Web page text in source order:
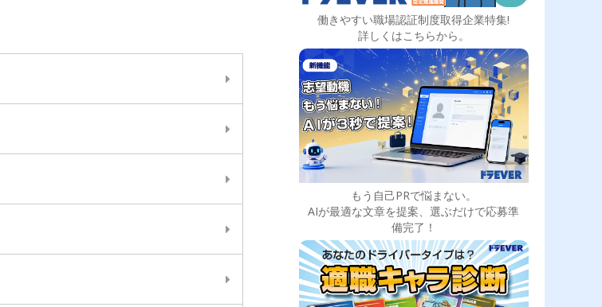
働きやすい職場認証制度取得企業特集!
詳しくはこちらから。
もう自己PRで悩まない。
AIが最適な文章を提案、選ぶだけで応募準
備完了！